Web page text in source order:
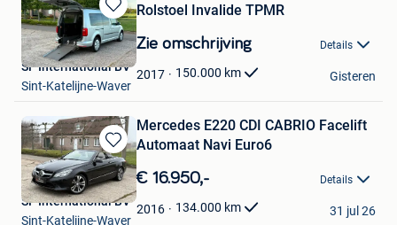
Bewaren
in
Mijn
Favorieten
Rolstoel Invalide TPMR
Zie omschrijving Details
2017 150.000 km
SF International BV
Sint-Katelijne-Waver
Gisteren
Bewaren
in
Mijn
Favorieten
Mercedes E220 CDI CABRIO Facelift
Automaat Navi Euro6
€ 16.950,- Details
2016 134.000 km
SF International BV
Sint-Katelijne-Waver
31 jul 26